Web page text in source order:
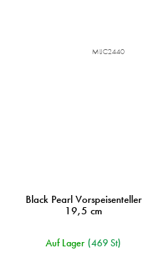
Black Pearl Vorspeisenteller
19,5 cm
Auf Lager (469 St)
MIJC2440